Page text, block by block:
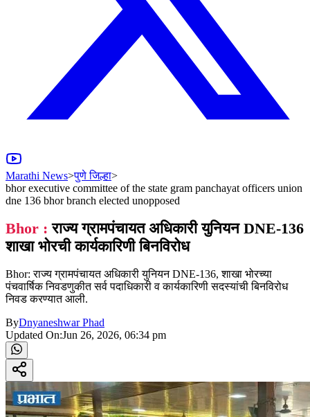
Marathi News>पुणे जिल्हा>
bhor executive committee of the state gram panchayat officers union
dne 136 bhor branch elected unopposed
Bhor : राज्य ग्रामपंचायत अधिकारी युनियन DNE-136
शाखा भोरची कार्यकारिणी बिनविरोध
Bhor: राज्य ग्रामपंचायत अधिकारी युनियन DNE-136, शाखा भोरच्या
पंचवार्षिक निवडणुकीत सर्व पदाधिकारी व कार्यकारिणी सदस्यांची बिनविरोध
निवड करण्यात आली.
ByDnyaneshwar Phad
Updated On:Jun 26, 2026, 06:34 pm